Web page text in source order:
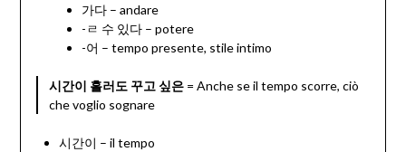
가다 – andare
-ㄹ 수 있다 – potere
-어 – tempo presente, stile intimo
시간이 흘러도 꾸고 싶은= Anche se il tempo scorre, ciò
che voglio sognare
시간이 – il tempo